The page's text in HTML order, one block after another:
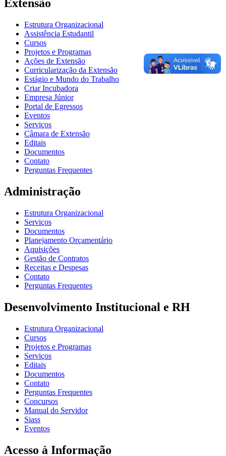
Extensão
Estrutura Organizacional
Assistência Estudantil
Cursos
Projetos e Programas
Ações de Extensão
Curricularização da Extensão
Estágio e Mundo do Trabalho
Criar Incubadora
Empresa Júnior
Portal de Egressos
Eventos
Serviços
Câmara de Extensão
Editais
Documentos
Contato
Perguntas Frequentes
Administração
Estrutura Organizacional
Serviços
Documentos
Planejamento Orçamentário
Aquisições
Gestão de Contratos
Receitas e Despesas
Contato
Perguntas Frequentes
Desenvolvimento Institucional e RH
Estrutura Organizacional
Cursos
Projetos e Programas
Serviços
Editais
Documentos
Contato
Perguntas Frequentes
Concursos
Manual do Servidor
Siass
Eventos
Acesso à Informação